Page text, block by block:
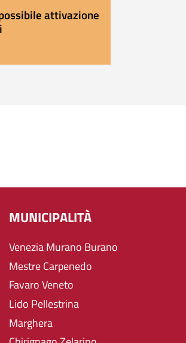
attivazione
MUNICIPALITÀ
Venezia Murano Burano
Mestre Carpenedo
Favaro Veneto
Lido Pellestrina
Marghera